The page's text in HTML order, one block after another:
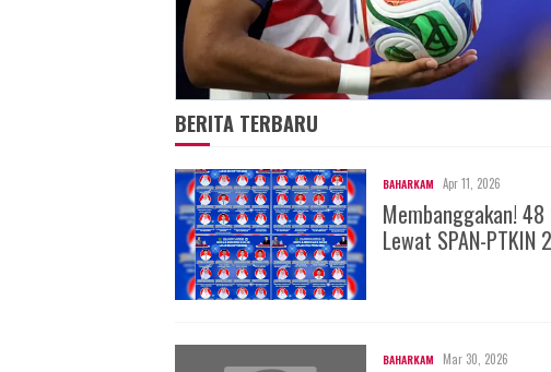
BERITA TERBARU
BAHARKAM Apr 11, 2026
Membanggakan!
Lewat SPAN-PTKIN
BAHARKAM Mar 30, 2026